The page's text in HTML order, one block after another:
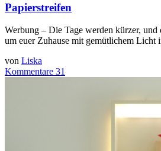
Papierstreifen
Werbung – Die Tage werden kürzer, und
um euer Zuhause mit gemütlichem Licht
von Liska
Kommentare 31